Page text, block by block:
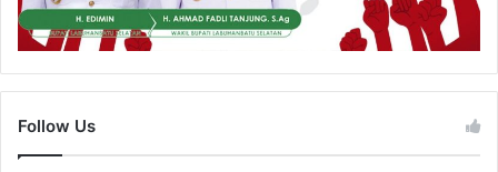
Follow Us